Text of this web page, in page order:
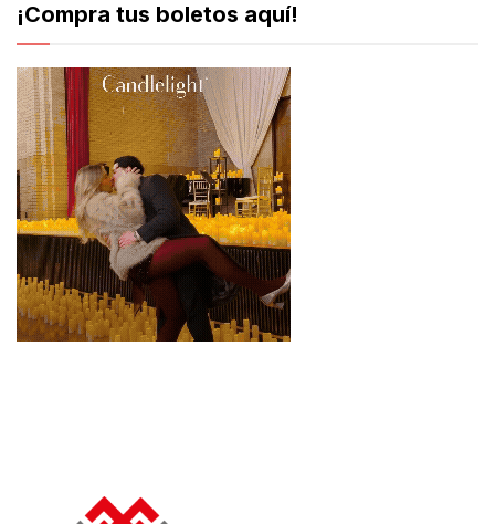
¡Compra tus boletos aquí!